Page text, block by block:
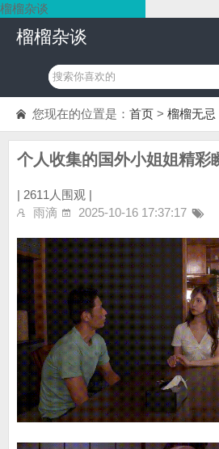
榴榴杂谈
榴榴杂谈
您现在的位置是： 首页 > 榴榴无忌
个人收集的国外小姐姐精彩
| 2611人围观 |
雨滴
2025-10-16 17:37:17